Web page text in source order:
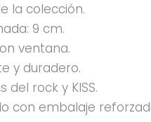
la colección.
9 cm.
ventana.
y duradero.
del rock y KISS.
con embalaje